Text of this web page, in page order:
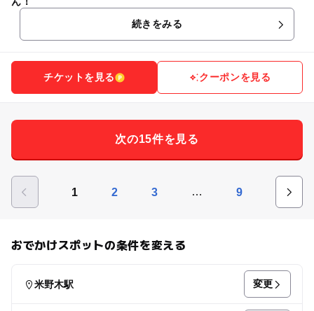
続きをみる
チケットを見る クーポンを見る
次の15件を見る
1 2 3 … 9
おでかけスポットの条件を変える
米野木駅 変更